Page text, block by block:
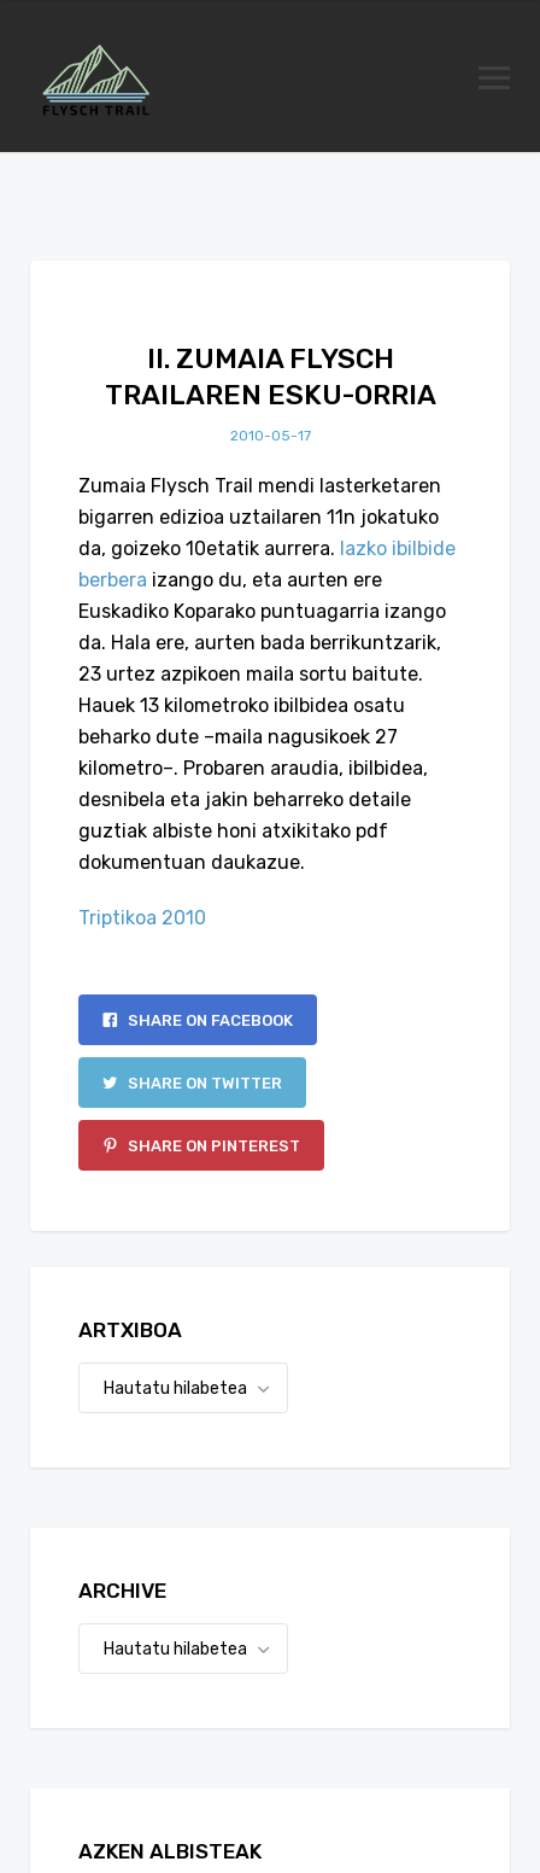
II. ZUMAIA FLYSCH
TRAILAREN ESKU-ORRIA
2010-05-17
Zumaia Flysch Trail mendi lasterketaren
bigarren edizioa uztailaren 11n jokatuko
da, goizeko 10etatik aurrera. Iazko ibilbide
berbera izango du, eta aurten ere
Euskadiko Koparako puntuagarria izango
da. Hala ere, aurten bada berrikuntzarik,
23 urtez azpikoen maila sortu baitute.
Hauek 13 kilometroko ibilbidea osatu
beharko dute –maila nagusikoek 27
kilometro–. Probaren araudia, ibilbidea,
desnibela eta jakin beharreko detaile
guztiak albiste honi atxikitako pdf
dokumentuan daukazue.
Triptikoa 2010
SHARE ON FACEBOOK
SHARE ON TWITTER
SHARE ON PINTEREST
ARTXIBOA
ARCHIVE
AZKEN ALBISTEAK